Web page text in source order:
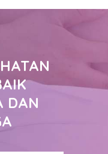
DAN